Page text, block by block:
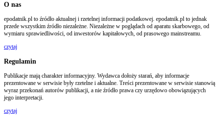
O nas
epodatnik.pl to źródło aktualnej i rzetelnej informacji podatkowej. epodatnik.pl to jednak
przede wszystkim źródło niezależne. Niezależne w poglądach od aparatu skarbowego, od
wymiaru sprawiedliwości, od inwestorów kapitałowych, od prasowego mainstreamu.
czytaj
Regulamin
Publikacje mają charakter informacyjny. Wydawca dołoży starań, aby informacje
prezentowane w serwisie były rzetelne i aktualne. Treści prezentowane w serwisie stanowią
wyraz przekonań autorów publikacji, a nie źródło prawa czy urzędowo obowiązujących
jego interpretacji.
czytaj